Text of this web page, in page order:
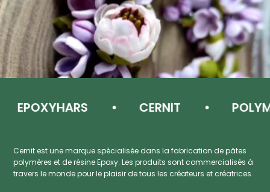
EPOXYHARS CERNIT
Cernit est une marque spécialisée dans la fabrication de pâtes
polymères et de résine Epoxy. Les produits sont commercialisés à
travers le monde pour le plaisir de tous les créateurs et créatrices.